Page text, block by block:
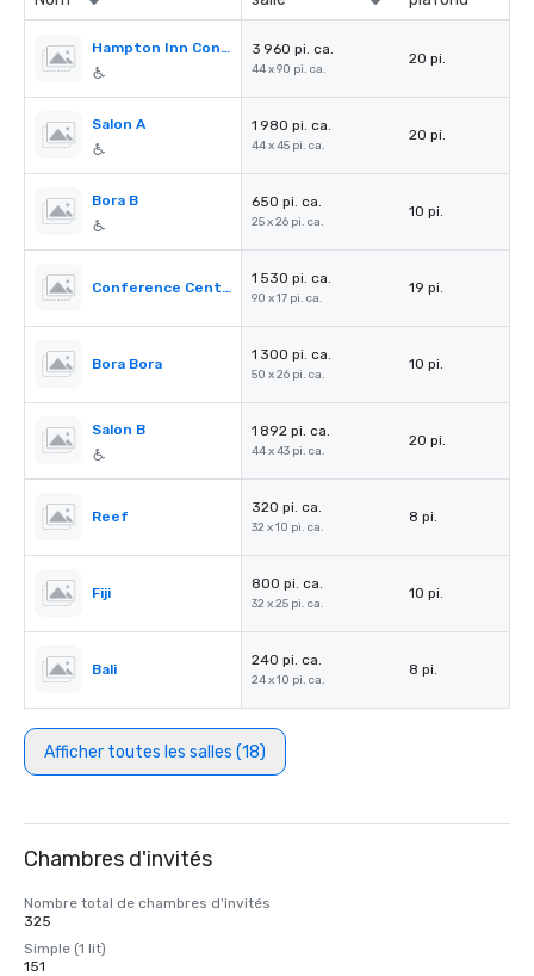
Hampton Inn Conference Center 3 960 pi. ca.
44 x 90 pi. ca.
20 pi.
Salon A 1 980 pi. ca.
44 x 45 pi. ca.
20 pi.
Bora B 650 pi. ca.
25 x 26 pi. ca.
10 pi.
Conference Center Foyer
1 530 pi. ca.
90 x 17 pi. ca.
19 pi.
Bora Bora
1 300 pi. ca.
50 x 26 pi. ca.
10 pi.
Salon B 1 892 pi. ca.
44 x 43 pi. ca.
20 pi.
Reef
320 pi. ca.
32 x 10 pi. ca.
8 pi.
Fiji
800 pi. ca.
32 x 25 pi. ca.
10 pi.
Bali
240 pi. ca.
24 x 10 pi. ca.
8 pi.
Afficher toutes les salles (18)
Chambres d'invités
Nombre total de chambres d'invités
325
Simple (1 lit)
151